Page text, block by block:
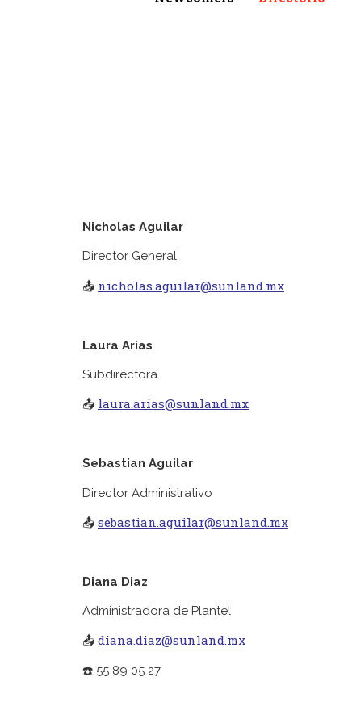
Nicholas Aguilar
Director General
📤 nicholas.aguilar@sunland.mx
Laura Arias
Subdirectora
📤 laura.arias@sunland.mx
Sebastian Aguilar
Director Administrativo
📤 sebastian.aguilar@sunland.mx
Diana Diaz
Administradora de Plantel
📤 diana.diaz@sunland.mx
☎️ 55 89 05 27